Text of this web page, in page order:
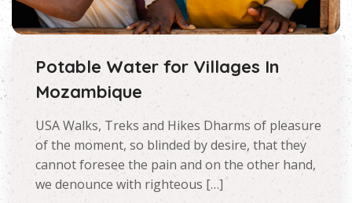
Potable Water for Villages In
Mozambique
USA Walks, Treks and Hikes Dharms of pleasure
of the moment, so blinded by desire, that they
cannot foresee the pain and on the other hand,
we denounce with righteous […]